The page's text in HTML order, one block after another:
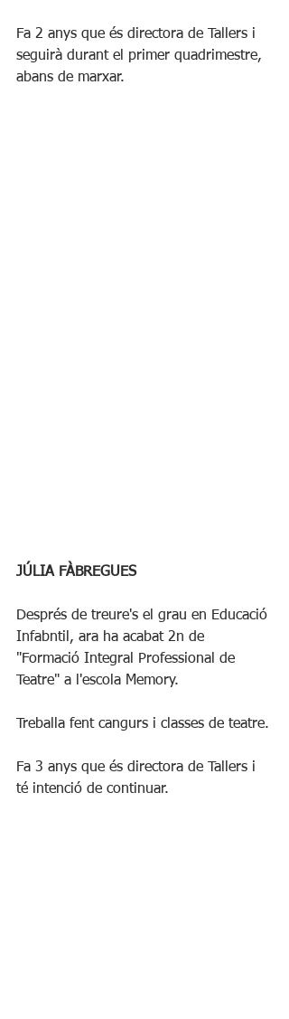
Fa 2 anys que és directora de Tallers i
seguirà durant el primer quadrimestre,
abans de marxar.
JÚLIA FÀBREGUES
Després de treure's el grau en Educació
Infabntil, ara ha acabat 2n de
"Formació Integral Professional de
Teatre" a l'escola Memory.
Treballa fent cangurs i classes de teatre.
Fa 3 anys que és directora de Tallers i
té intenció de continuar.